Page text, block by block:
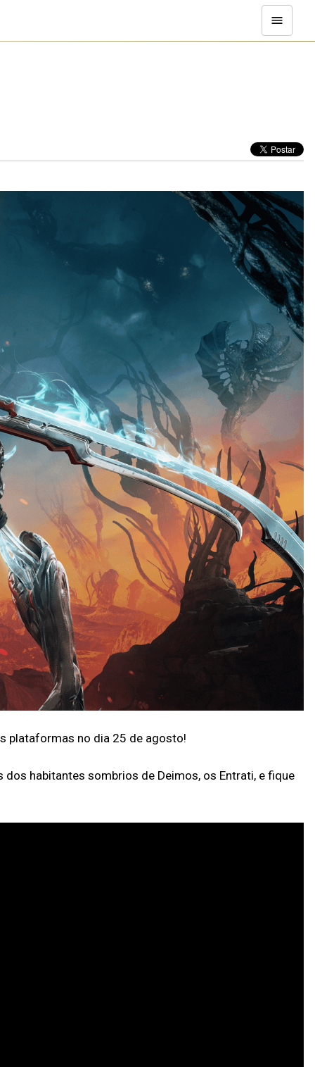
plataformas no dia 25 de agosto!
habitantes sombrios de Deimos, os Entrati, e fique